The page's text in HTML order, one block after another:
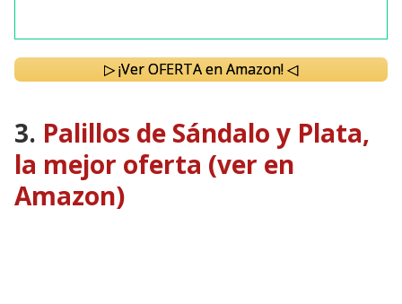
▷ ¡Ver OFERTA en Amazon! ◁
3. Palillos de Sándalo y Plata,
la mejor oferta (ver en
Amazon)